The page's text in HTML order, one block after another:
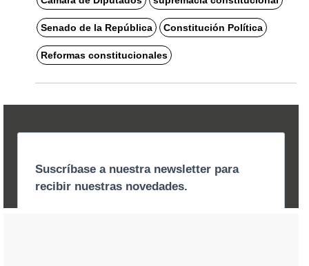
Senado de la República Constitución Política
Reformas constitucionales